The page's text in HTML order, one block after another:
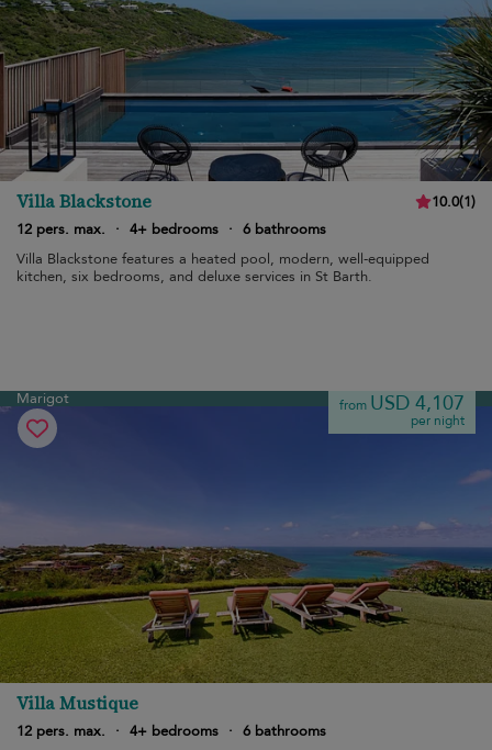
Villa Blackstone 10.0(1)
12 pers. max.
· 4+ bedrooms · 6 bathrooms
Villa Blackstone features a heated pool, modern, well-equipped
kitchen, six bedrooms, and deluxe services in St Barth.
Marigot from USD 4,107
per night
Villa Mustique
12 pers. max. · 4+ bedrooms · 6 bathrooms